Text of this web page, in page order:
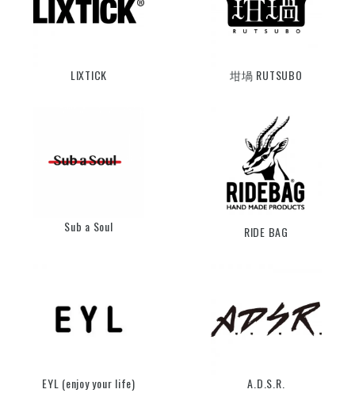
LIXTICK 坩堝 RUTSUBO
Sub a Soul RIDE BAG
EYL (enjoy your life) A.D.S.R.